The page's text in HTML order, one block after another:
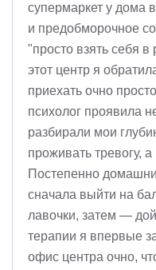
супермаркет у дома
и предобморочное
"просто взять себя в
этот центр я
приехать очно
психолог проявила
разбирали мои
проживать тревогу, а
Постепенно
сначала выйти на
лавочки, затем —
терапии я впервые
офис центра очно,